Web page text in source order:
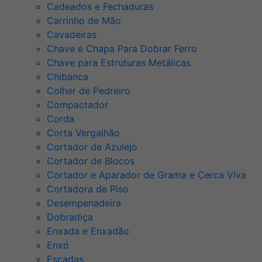
Cadeados e Fechaduras
Carrinho de Mão
Cavadeiras
Chave e Chapa Para Dobrar Ferro
Chave para Estruturas Metálicas
Chibanca
Colher de Pedreiro
Compactador
Corda
Corta Vergalhão
Cortador de Azulejo
Cortador de Blocos
Cortador e Aparador de Grama e Cerca Viva
Cortadora de Piso
Desempenadeira
Dobradiça
Enxada e Enxadão
Enxó
Escadas